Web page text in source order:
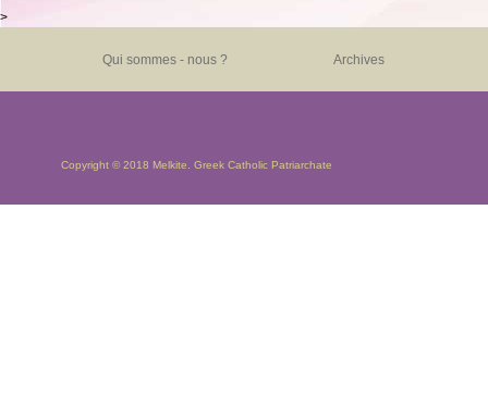
>
Qui sommes - nous ? Archives
Copyright © 2018 Melkite. Greek Catholic Patriarchate